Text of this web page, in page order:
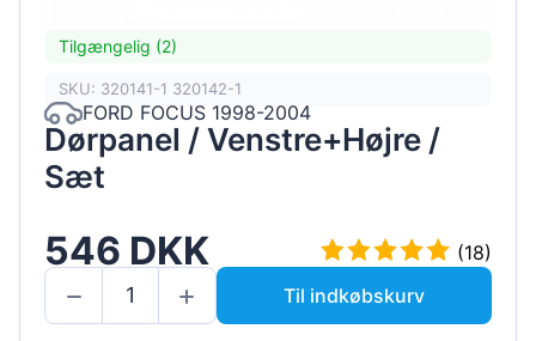
Tilgængelig (2)
SKU: 320141-1 320142-1
FORD FOCUS 1998-2004
Dørpanel / Venstre+Højre /
Sæt
546 DKK
(18)
Til indkøbskurv